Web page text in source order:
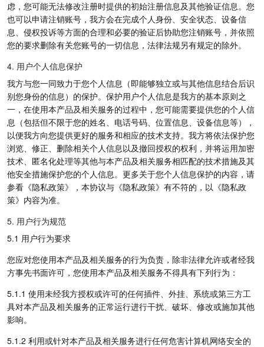
虑，您可能无法修改注册时提供的初始注册信息及其他验证信息。您
也可以申请注销账号，我方会在完成个人身份、安全状态、设备信
息、侵权投诉等方面的合理和必要的验证后协助您注销账号，并依照
您的要求删除有关您账号的一切信息，法律法规另有规定的除外。
4. 用户个人信息保护
我方与您一同致力于您个人信息（即能够独立或与其他信息结合后识
别您身份的信息）的保护。保护用户个人信息是我方的基本原则之
一，在使用本产品及相关服务的过程中，您可能需要提供您的个人信
息（包括但不限于您的姓名、电话号码、位置信息、设备信息等），
以便我方向您提供更好的服务和相应的技术支持。我方将依法保护您
浏览、修正、删除相关个人信息以及撤回授权的权利，并将运用加密
技术、匿名化处理等其他与本产品及相关服务相匹配的技术措施及其
他安全措施保护您的个人信息。更多关于您个人信息保护的内容，请
参看《隐私政策》，本协议与《隐私政策》有不符的，以《隐私政
策》内容为准。
5. 用户行为规范
5.1 用户行为要求
您应对您使用本产品及相关服务的行为负责，除非法律允许或者经我
方事先书面许可，您使用本产品及相关服务不得具有下列行为：
5.1.1 使用未经我方授权或许可的任何插件、外挂、系统或第三方工
具对本产品及相关服务的正常运行进行干扰、破坏、修改或施加其他
影响。
5.1.2 利用或针对本产品及相关服务进行任何危害计算机网络安全的